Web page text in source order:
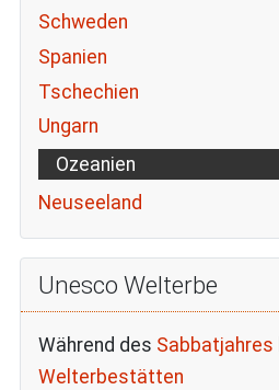
Schweden
Spanien
Tschechien
Ungarn
Ozeanien
Neuseeland
Unesco Welterbe
Während des Sabbatjahres
Welterbestätten